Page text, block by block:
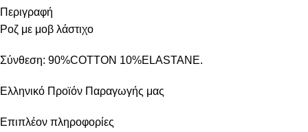
Περιγραφή
Ροζ με μοβ λάστιχο
Σύνθεση: 90%COTTON 10%ELASTANE.
Ελληνικό Προϊόν Παραγωγής μας
Επιπλέον πληροφορίες